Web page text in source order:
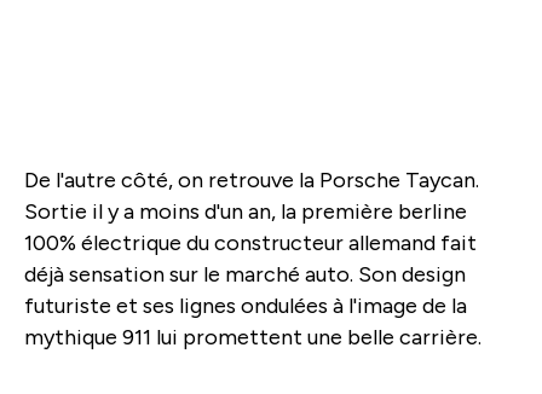
De l'autre côté, on retrouve la Porsche Taycan.
Sortie il y a moins d'un an, la première berline
100% électrique du constructeur allemand fait
déjà sensation sur le marché auto. Son design
futuriste et ses lignes ondulées à l'image de la
mythique 911 lui promettent une belle carrière.